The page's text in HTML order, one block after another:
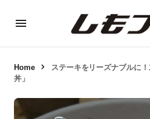
Home
ステーキをリーズナブルに
丼」